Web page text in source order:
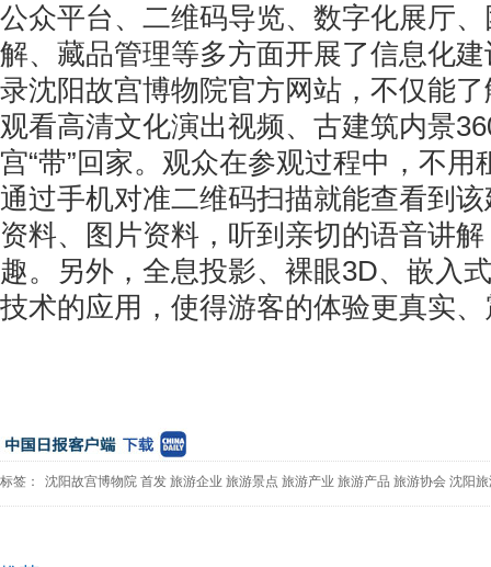
公众平台、二维码导览、数字化展厅
解、藏品管理等多方面开展了信息化
录沈阳故宫博物院官方网站，不仅能
观看高清文化演出视频、古建筑内景
宫“带”回家。观众在参观过程中，不用
通过手机对准二维码扫描就能查看到
资料、图片资料，听到亲切的语音讲
趣。另外，全息投影、裸眼3D、嵌入
技术的应用，使得游客的体验更真实
标签： 沈阳故宫博物院 首发 旅游企业 旅游景点 旅游产业 旅游产品 旅游协会 沈阳